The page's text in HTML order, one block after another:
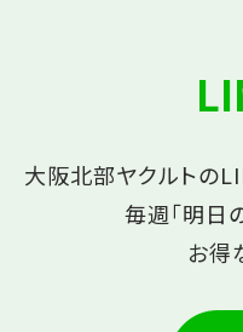
大阪北部ヤクルトの
毎週「明日
お得